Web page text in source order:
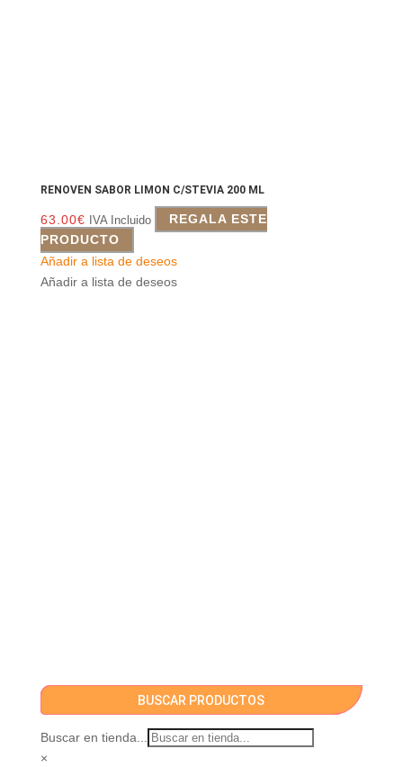
RENOVEN SABOR LIMON C/STEVIA 200 ML
63.00€ IVA Incluido
REGALA ESTE
PRODUCTO
Añadir a lista de deseos
Añadir a lista de deseos
BUSCAR PRODUCTOS
Buscar en tienda...
×